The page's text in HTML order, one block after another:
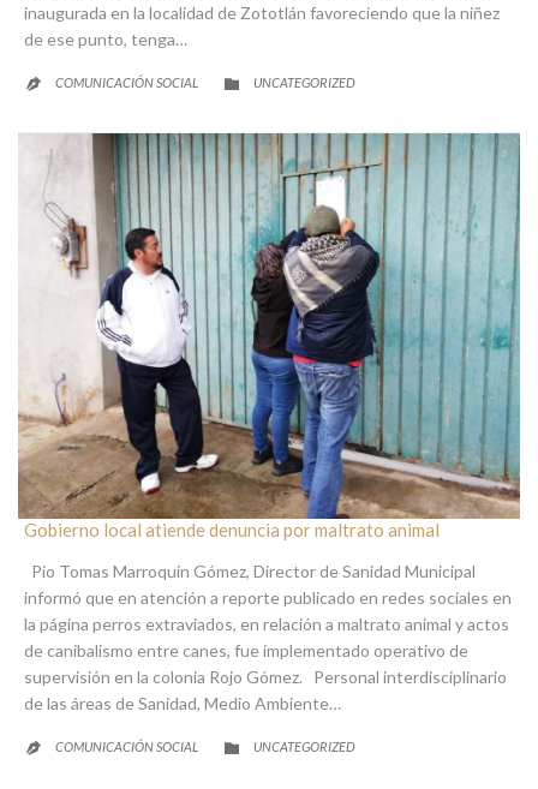
inaugurada en la localidad de Zototlán favoreciendo que la niñez
de ese punto, tenga…
 COMUNICACIÓN SOCIAL  CATEGORY
UNCATEGORIZED
Gobierno local atiende denuncia por maltrato animal
Pio Tomas Marroquín Gómez, Director de Sanidad Municipal
informó que en atención a reporte publicado en redes sociales en
la página perros extraviados, en relación a maltrato animal y actos
de canibalismo entre canes, fue implementado operativo de
supervisión en la colonia Rojo Gómez. Personal interdisciplinario
de las áreas de Sanidad, Medio Ambiente…
 COMUNICACIÓN SOCIAL  CATEGORY
UNCATEGORIZED